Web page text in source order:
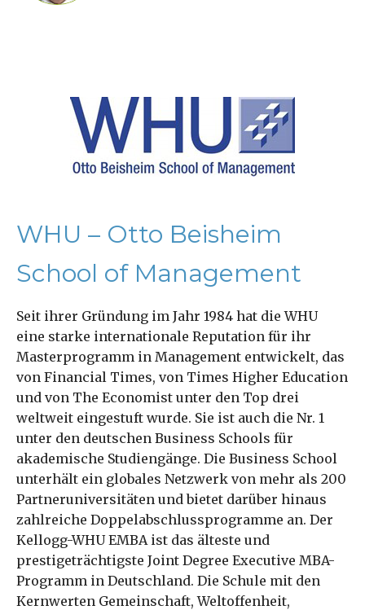
WHU – Otto Beisheim
School of Management
Seit ihrer Gründung im Jahr 1984 hat die WHU
eine starke internationale Reputation für ihr
Masterprogramm in Management entwickelt, das
von Financial Times, von Times Higher Education
und von The Economist unter den Top drei
weltweit eingestuft wurde. Sie ist auch die Nr. 1
unter den deutschen Business Schools für
akademische Studiengänge. Die Business School
unterhält ein globales Netzwerk von mehr als 200
Partneruniversitäten und bietet darüber hinaus
zahlreiche Doppelabschlussprogramme an. Der
Kellogg-WHU EMBA ist das älteste und
prestigeträchtigste Joint Degree Executive MBA-
Programm in Deutschland. Die Schule mit den
Kernwerten Gemeinschaft, Weltoffenheit,